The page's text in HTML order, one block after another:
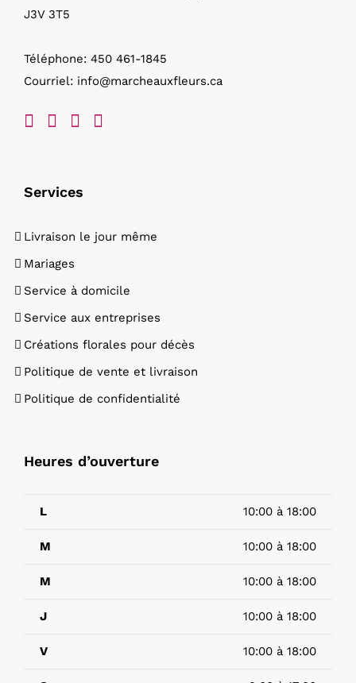
J3V 3T5
Téléphone: 450 461-1845
Courriel: info@marcheauxfleurs.ca
Services
Livraison le jour même
Mariages
Service à domicile
Service aux entreprises
Créations florales pour décès
Politique de vente et livraison
Politique de confidentialité
Heures d’ouverture
L 10:00 à 18:00
M 10:00 à 18:00
M 10:00 à 18:00
J 10:00 à 18:00
V 10:00 à 18:00